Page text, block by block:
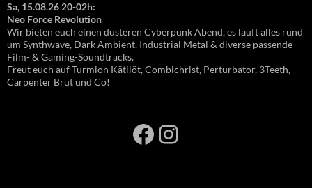
Sa, 15.08.26 20-02h:
Neo Force Revolution
Wir bieten euch einen düsteren Cyberpunk Abend, es läuft alles rund
um Synthwave, Dark Ambient, Industrial Metal & diverse passende
Film- & Gaming-Soundtracks.
Freut euch auf Turmion Kätilöt, Combichrist, Perturbator, 3Teeth,
Carpenter Brut und Co!
Facebook
Instagram